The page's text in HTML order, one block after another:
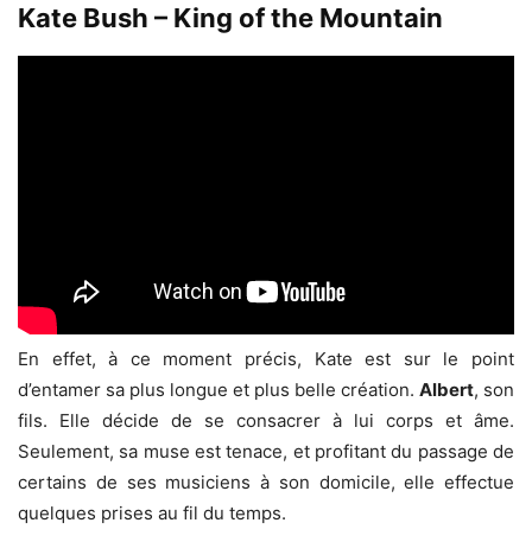
Kate Bush – King of the Mountain
En effet, à ce moment précis, Kate est sur le point
d’entamer sa plus longue et plus belle création. Albert, son
fils. Elle décide de se consacrer à lui corps et âme.
Seulement, sa muse est tenace, et profitant du passage de
certains de ses musiciens à son domicile, elle effectue
quelques prises au fil du temps.